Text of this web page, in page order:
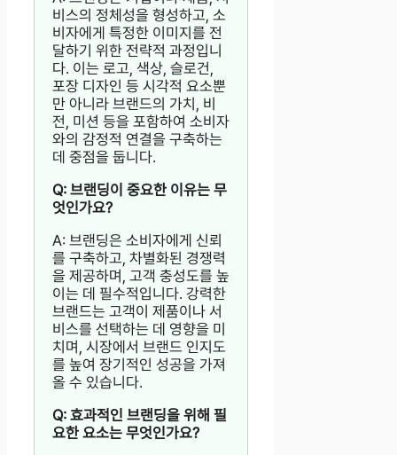
비스의 정체성을 형성하고, 소
비자에게 특정한 이미지를 전
달하기 위한 전략적 과정입니
다. 이는 로고, 색상, 슬로건,
포장 디자인 등 시각적 요소뿐
만 아니라 브랜드의 가치, 비
전, 미션 등을 포함하여 소비자
와의 감정적 연결을 구축하는
데 중점을 둡니다.
Q: 브랜딩이 중요한 이유는 무
엇인가요?
A: 브랜딩은 소비자에게 신뢰
를 구축하고, 차별화된 경쟁력
을 제공하며, 고객 충성도를 높
이는 데 필수적입니다. 강력한
브랜드는 고객이 제품이나 서
비스를 선택하는 데 영향을 미
치며, 시장에서 브랜드 인지도
를 높여 장기적인 성공을 가져
올 수 있습니다.
Q: 효과적인 브랜딩을 위해 필
요한 요소는 무엇인가요?